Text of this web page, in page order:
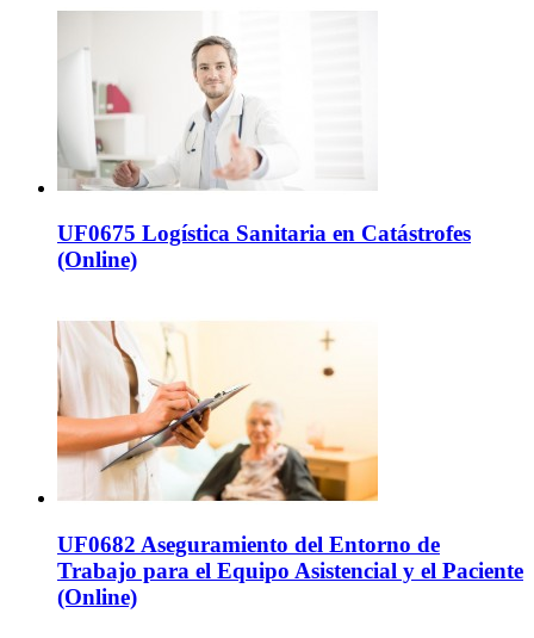
UF0675 Logística Sanitaria en Catástrofes
(Online)
UF0682 Aseguramiento del Entorno de
Trabajo para el Equipo Asistencial y el Paciente
(Online)